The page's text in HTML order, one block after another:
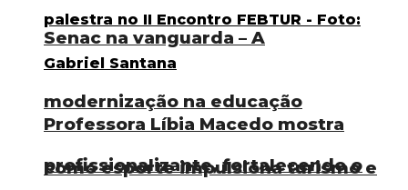
Professora Líbia Macedo mostra
como esporte impulsiona turismo e
Senac na vanguarda – A
modernização na educação
profissionalizante, fortalecendo o